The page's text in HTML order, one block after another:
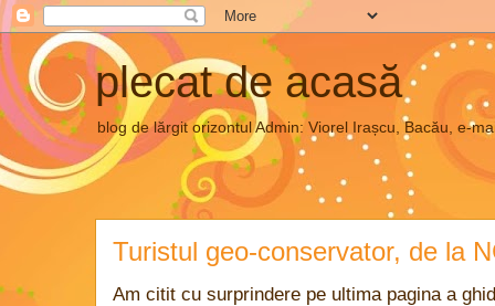
plecat de acasă
blog de lărgit orizontul Admin: Viorel Irașcu, Bacău, e-
Turistul geo-conservator, de la
Am citit cu surprindere pe ultima pagina a